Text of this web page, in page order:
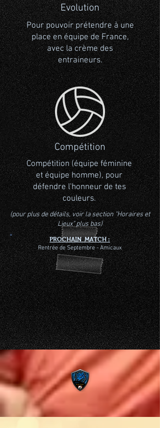
Evolution
Pour pouvoir prétendre à une
place en équipe de France,
avec la crème des
entraineurs.
Compétition
Compétition (équipe féminine
et équipe homme), pour
défendre l'honneur de tes
couleurs.
(pour plus de détails, voir la section "Horaires et
Lieux" plus bas)
PROCHAIN MATCH :
Rentrée de Septembre - Amicaux